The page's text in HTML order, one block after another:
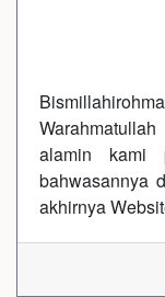
alamin kami
bahwasannya
akhirnya